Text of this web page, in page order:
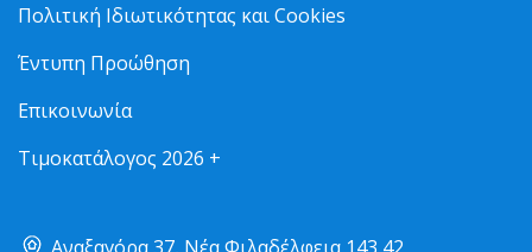
Πολιτική Ιδιωτικότητας και Cookies
Έντυπη Προώθηση
Επικοινωνία
Τιμοκατάλογος 2026 +